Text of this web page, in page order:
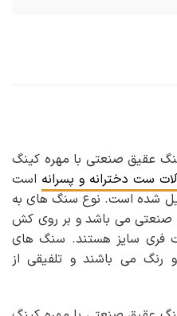
عقیق صنعتی با مهره کینگ
ست دخترانه و پسرانه است
شده است. نوع سنگ های به
صنعتی می باشد و بر روی کش
فری سایز هستند. سنگ های
می باشند و تلفیقی از